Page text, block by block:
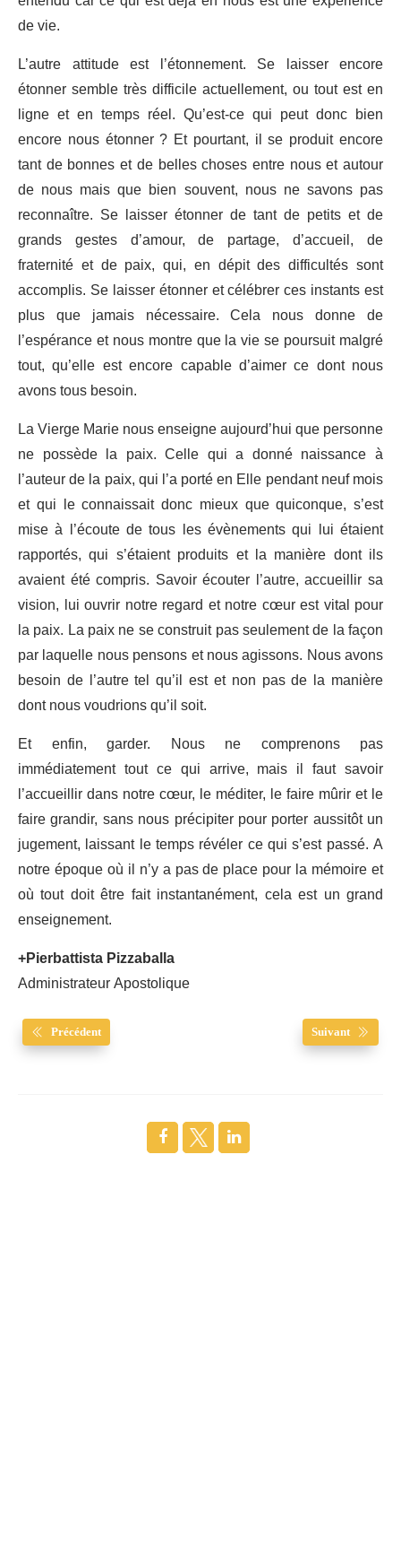
de vie.
L’autre attitude est l’étonnement. Se laisser encore
étonner semble très difficile actuellement, ou tout est en
ligne et en temps réel. Qu’est-ce qui peut donc bien
encore nous étonner ? Et pourtant, il se produit encore
tant de bonnes et de belles choses entre nous et autour
de nous mais que bien souvent, nous ne savons pas
reconnaître. Se laisser étonner de tant de petits et de
grands gestes d’amour, de partage, d’accueil, de
fraternité et de paix, qui, en dépit des difficultés sont
accomplis. Se laisser étonner et célébrer ces instants est
plus que jamais nécessaire. Cela nous donne de
l’espérance et nous montre que la vie se poursuit malgré
tout, qu’elle est encore capable d’aimer ce dont nous
avons tous besoin.
La Vierge Marie nous enseigne aujourd’hui que personne
ne possède la paix. Celle qui a donné naissance à
l’auteur de la paix, qui l’a porté en Elle pendant neuf mois
et qui le connaissait donc mieux que quiconque, s’est
mise à l’écoute de tous les évènements qui lui étaient
rapportés, qui s’étaient produits et la manière dont ils
avaient été compris. Savoir écouter l’autre, accueillir sa
vision, lui ouvrir notre regard et notre cœur est vital pour
la paix. La paix ne se construit pas seulement de la façon
par laquelle nous pensons et nous agissons. Nous avons
besoin de l’autre tel qu’il est et non pas de la manière
dont nous voudrions qu’il soit.
Et enfin, garder. Nous ne comprenons pas
immédiatement tout ce qui arrive, mais il faut savoir
l’accueillir dans notre cœur, le méditer, le faire mûrir et le
faire grandir, sans nous précipiter pour porter aussitôt un
jugement, laissant le temps révéler ce qui s’est passé. A
notre époque où il n’y a pas de place pour la mémoire et
où tout doit être fait instantanément, cela est un grand
enseignement.
+Pierbattista Pizzaballa
Administrateur Apostolique
Précédent Suivant